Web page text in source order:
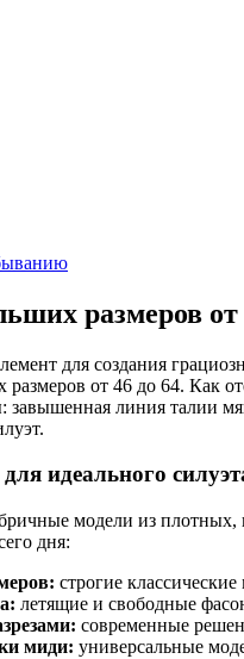
размеров
для создания
от 46 до 64. Как
линия талии
идеального
модели из
дня:
строгие
летящие и свободные
современные
миди: универсальные